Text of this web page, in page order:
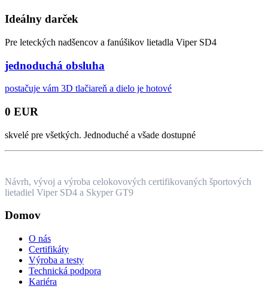
Ideálny darček
Pre leteckých nadšencov a fanúšikov lietadla Viper SD4
jednoduchá obsluha
postačuje vám 3D tlačiareň a dielo je hotové
0 EUR
skvelé pre všetkých. Jednoduché a všade dostupné
Návrh, vývoj a výroba celokovových certifikovaných športových
lietadiel Viper SD4 a Skyper GT9
Domov
O nás
Certifikáty
Výroba a testy
Technická podpora
Kariéra